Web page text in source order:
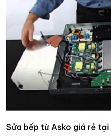
Sửa bếp từ Asko giá rẻ tại